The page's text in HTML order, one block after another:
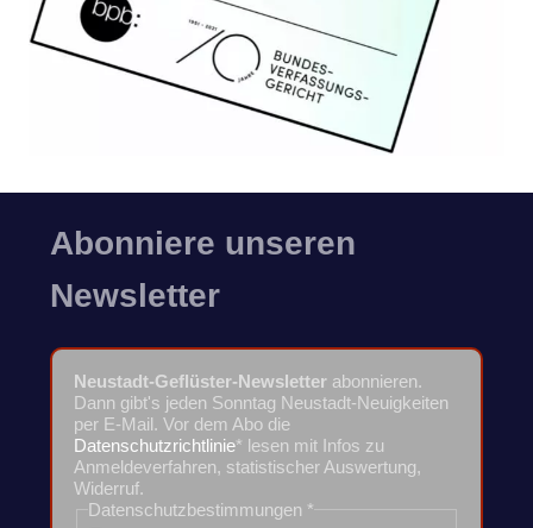
Abonniere unseren
Newsletter
Neustadt-Geflüster-Newsletter abonnieren.
Dann gibt's jeden Sonntag Neustadt-Neuigkeiten
per E-Mail. Vor dem Abo die
Datenschutzrichtlinie* lesen mit Infos zu
Anmeldeverfahren, statistischer Auswertung,
Widerruf.
Datenschutzbestimmungen *